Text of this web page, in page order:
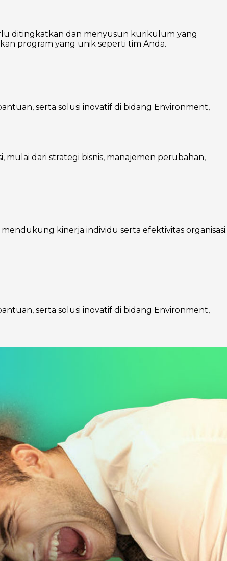
ditingkatkan dan menyusun kurikulum yang
program yang unik seperti tim Anda.
serta solusi inovatif di bidang Environment,
dari strategi bisnis, manajemen perubahan,
kinerja individu serta efektivitas organisasi.
serta solusi inovatif di bidang Environment,